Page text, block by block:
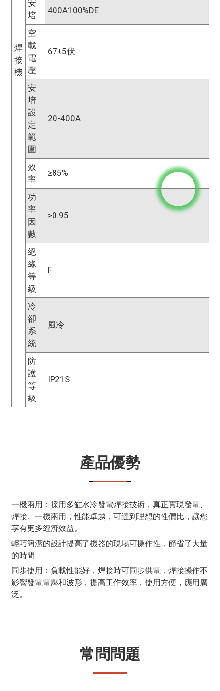
焊
接
機
安
培
400A100%DE
空
載
電
壓
67±5伏
安
培
設
定
範
圍
20-400A
效
率
≥85%
功
率
因
數
>0.95
絕
緣
等
級
F
冷
卻
系
統
風冷
防
護
等
級
IP21S
產品優勢
一機兩用：採用多缸水冷發電焊接技術，真正實現發電、
焊接。一機兩用，性能卓越，可達到理想的性價比，讓您
享有更多經濟效益。
輕巧簡潔的設計提高了機器的現場可操作性，節省了大量
的時間
同步使用：負載性能好，焊接時可同步供電，焊接操作不
影響發電電壓和波形，提高工作效率，使用方便，應用廣
泛。
常問問題